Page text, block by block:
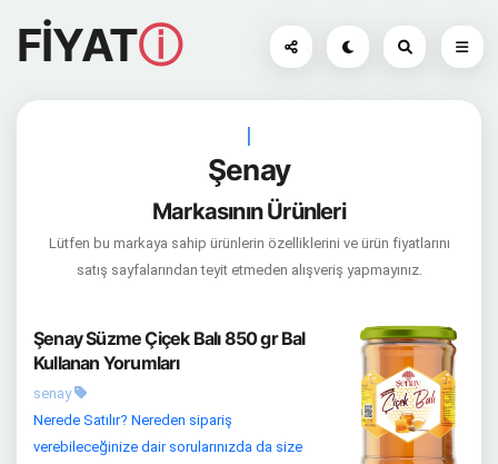
FİYATⓘ
|
Şenay
Markasının Ürünleri
Lütfen bu markaya sahip ürünlerin özelliklerini ve ürün fiyatlarını
satış sayfalarından teyit etmeden alışveriş yapmayınız.
Şenay Süzme Çiçek Balı 850 gr Bal
Kullanan Yorumları
senay
Nerede Satılır? Nereden sipariş
verebileceğinize dair sorularınızda da size